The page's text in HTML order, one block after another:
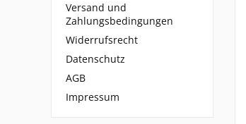
Versand und
Zahlungsbedingungen
Widerrufsrecht
Datenschutz
AGB
Impressum